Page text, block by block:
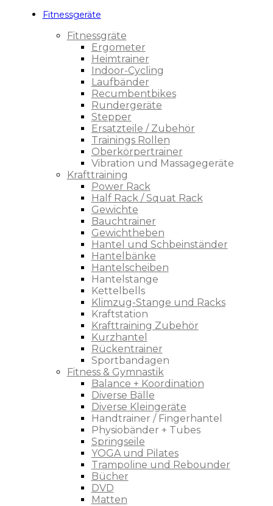
Fitnessgeräte
Fitnessgräte
Ergometer
Heimtrainer
Indoor-Cycling
Laufbänder
Recumbentbikes
Rundergeräte
Stepper
Ersatzteile / Zubehör
Trainings Rollen
Oberkörpertrainer
Vibration und Massagegeräte
Krafttraining
Power Rack
Half Rack / Squat Rack
Gewichte
Bauchtrainer
Gewichtheben
Hantel und Schbeinständer
Hantelbänke
Hantelscheiben
Hantelstange
Kettelbells
Klimzug-Stange und Racks
Kraftstation
Krafttraining Zubehör
Kurzhantel
Rückentrainer
Sportbandagen
Fitness & Gymnastik
Balance + Koordination
Diverse Bälle
Diverse Kleingeräte
Handtrainer / Fingerhantel
Physiobänder + Tubes
Springseile
YOGA und Pilates
Trampoline und Rebounder
Bücher
DVD
Matten